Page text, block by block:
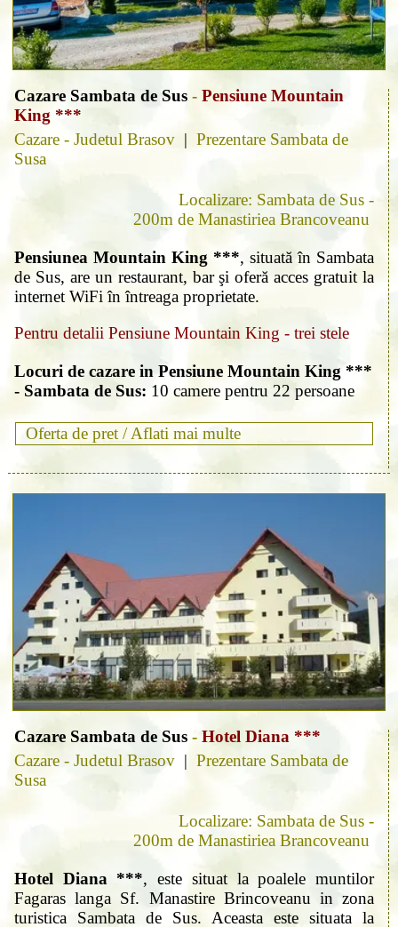
Cazare Sambata de Sus - Pensiune Mountain
King ***
Cazare - Judetul Brasov | Prezentare Sambata de
Susa
Localizare: Sambata de Sus -
200m de Manastiriea Brancoveanu
Pensiunea Mountain King ***, situată în Sambata
de Sus, are un restaurant, bar şi oferă acces gratuit la
internet WiFi în întreaga proprietate.
Pentru detalii Pensiune Mountain King - trei stele
Locuri de cazare in Pensiune Mountain King ***
- Sambata de Sus: 10 camere pentru 22 persoane
Oferta de pret / Aflati mai multe
Cazare Sambata de Sus - Hotel Diana ***
Cazare - Judetul Brasov | Prezentare Sambata de
Susa
Localizare: Sambata de Sus -
200m de Manastiriea Brancoveanu
Hotel Diana ***, este situat la poalele muntilor
Fagaras langa Sf. Manastire Brincoveanu in zona
turistica Sambata de Sus. Aceasta este situata la